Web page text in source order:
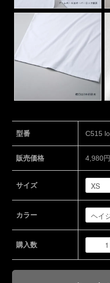
型番 C515
販売価格 4,980
サイズ
カラー
購入数